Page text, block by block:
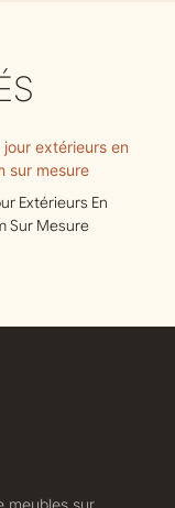
Extérieurs En
Sur Mesure